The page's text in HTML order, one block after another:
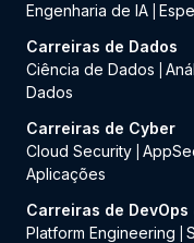
Engenharia de IA
Carreiras de Dados
Ciência de Dados
Dados
Carreiras de Cyber
Cloud Security
Aplicações
Carreiras de DevOps
Platform Engineering